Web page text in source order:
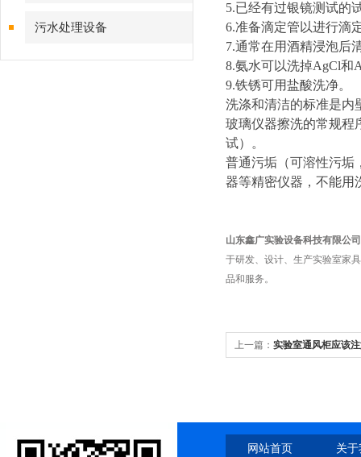
污水处理设备
5.已经有过银镜测试的
6.准备滴定管以进行滴
7.通常在用酒精浸泡后
8.氨水可以洗掉AgCl和
9.铁锈可用盐酸洗净。
洗涤和清洁的标准是内
玻璃仪器擦洗的常规
试）。
普通污垢（可溶性污垢
器等精密仪器，不能用
山东鑫广实验设备科技有限公司
于研发、设计、生产实验室家
品和服务。
上一篇： 实验室通风柜应该
网站首页 关